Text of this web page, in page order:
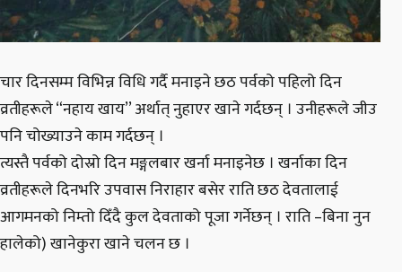
चार दिनसम्म विभिन्न विधि गर्दै मनाइने छठ पर्वको पहिलो दिन
व्रतीहरूले “नहाय खाय’’ अर्थात् नुहाएर खाने गर्दछन् । उनीहरूले जीउ
पनि चोख्याउने काम गर्दछन् ।
त्यस्तै पर्वको दोस्रो दिन मङ्गलबार खर्ना मनाइनेछ । खर्नाका दिन
व्रतीहरूले दिनभरि उपवास निराहार बसेर राति छठ देवतालाई
आगमनको निम्तो दिँदै कुल देवताको पूजा गर्नेछन् । राति –बिना नुन
हालेको) खानेकुरा खाने चलन छ ।